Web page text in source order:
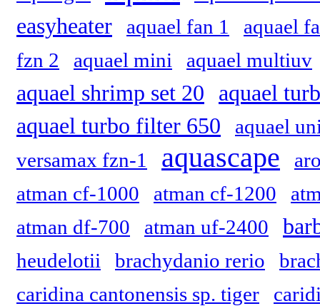
easyheater aquael fan 1
aquael
fzn 2
aquael mini aquael multiuv
aquael shrimp set 20
aquael
aquael turbo filter 650
aquael
versamax fzn-1
aquascape
atman cf-1000
atman cf-1200
atman df-700
atman uf-2400
heudelotii brachydanio rerio
caridina cantonensis sp. tiger